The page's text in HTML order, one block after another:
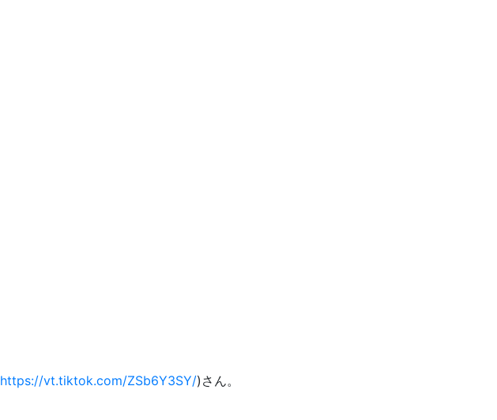
https://vt.tiktok.com/ZSb6Y3SY/)さん。